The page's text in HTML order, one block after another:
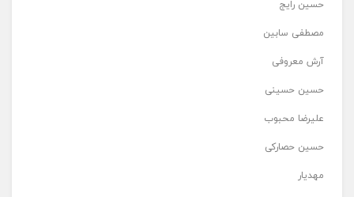
حسین رایج
مصطفی سابین
آرش معروفی
حسین حسینی
علیرضا محبوب
حسین حصارکی
مهدیار